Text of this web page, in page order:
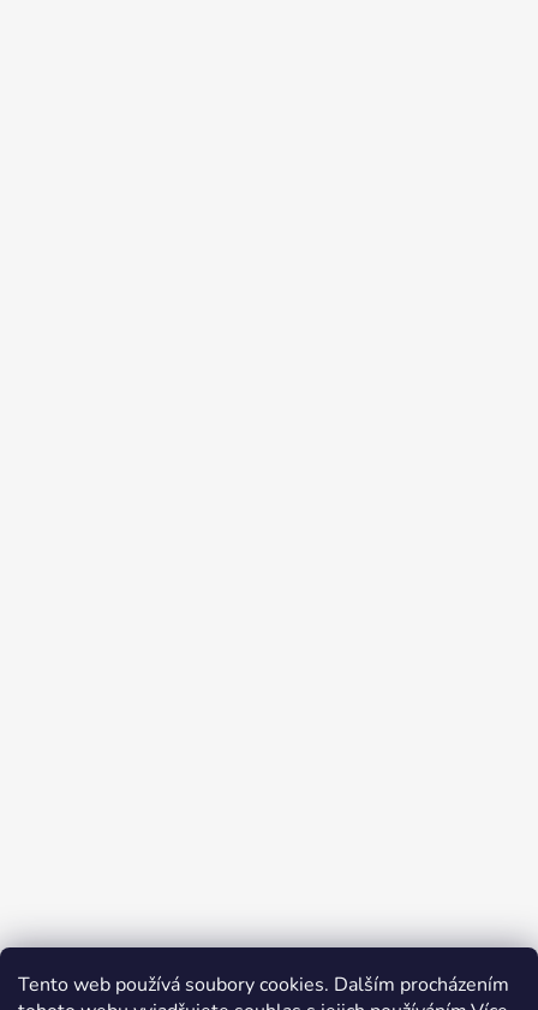
Tento web používá soubory cookies. Dalším procházením